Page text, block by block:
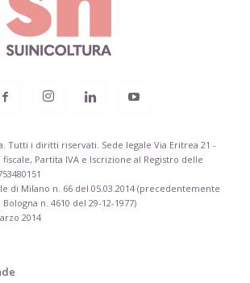
Tutti i diritti riservati. Sede legale Via Eritrea 21 -
Partita IVA e Iscrizione al Registro delle
di Milano n. 66 del 05.03.2014 (precedentemente
n. 4610 del 29-12-1977)
2014